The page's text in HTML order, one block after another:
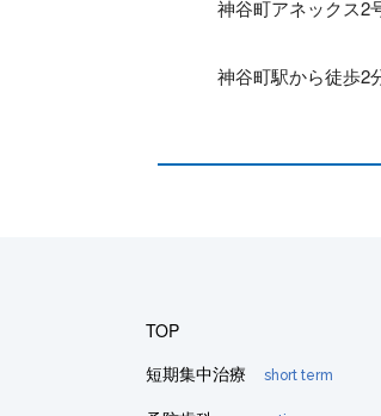
神谷町アネックス2
神谷町駅から徒歩2
TOP
短期集中治療
short term